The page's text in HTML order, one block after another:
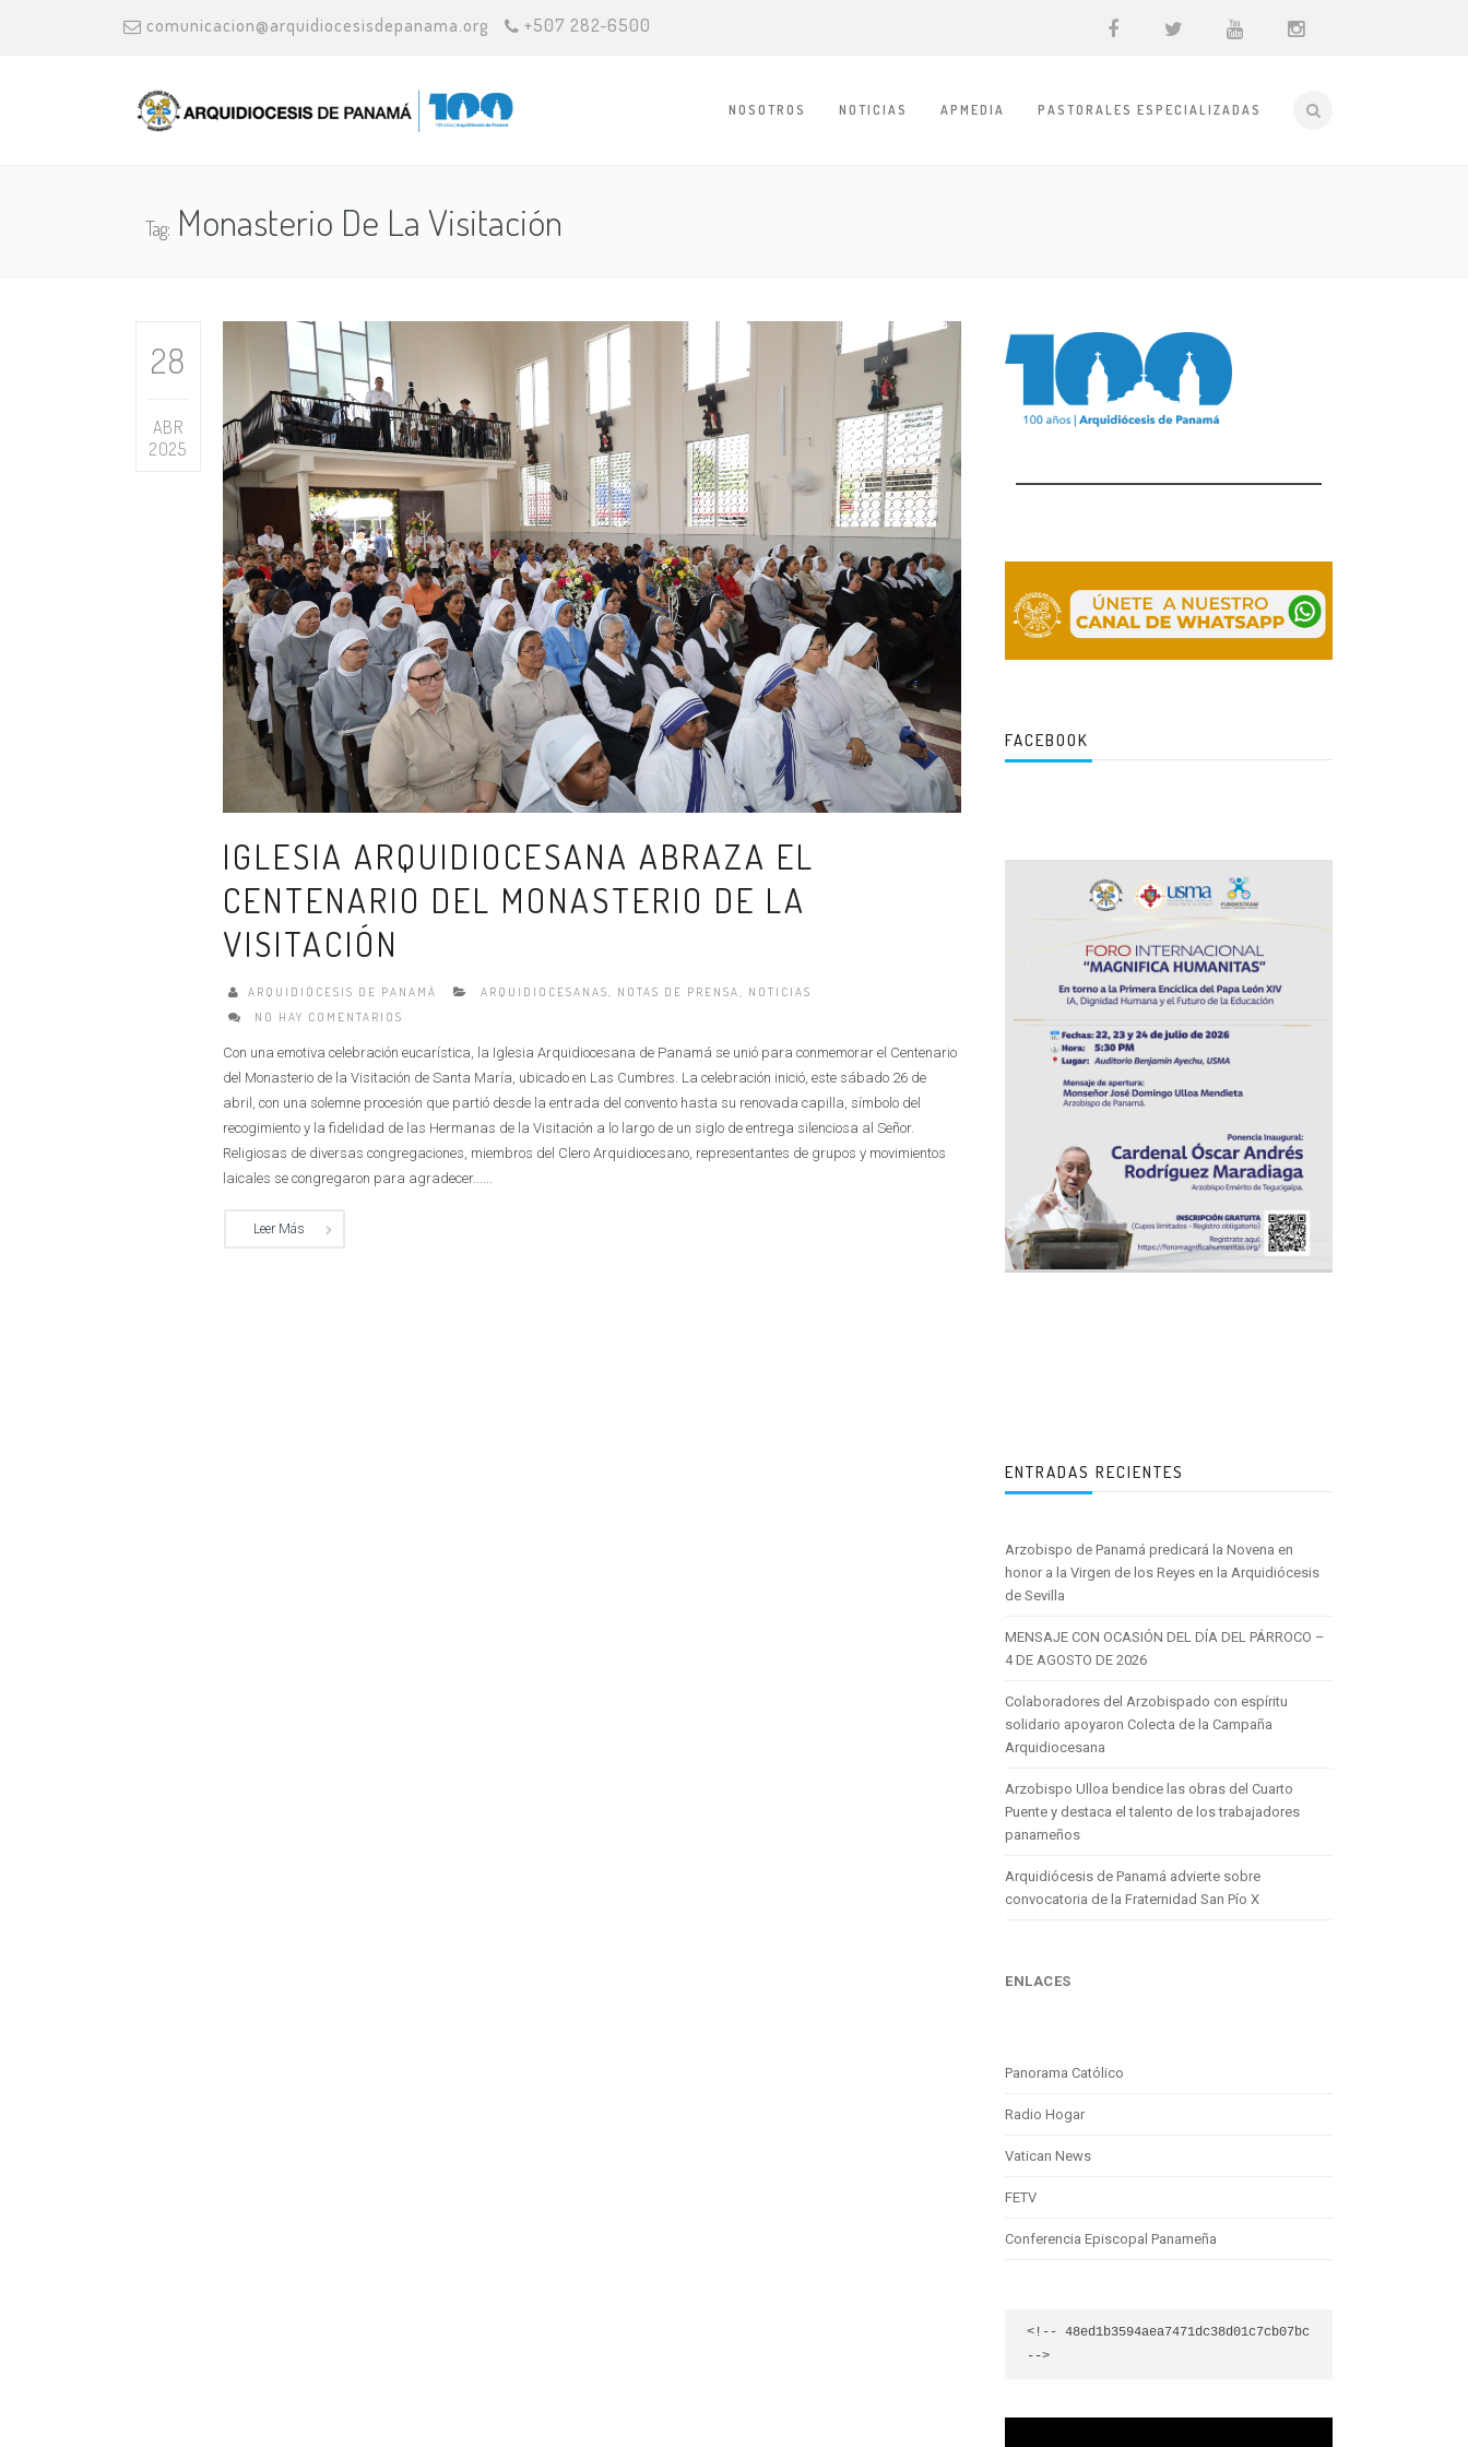
comunicacion@arquidiocesisdepanama.org +507 282-6500
NOSOTROS NOTICIAS APMEDIA PASTORALES ESPECIALIZADAS
Tag:Monasterio De La Visitación
28
ABR
2025
IGLESIA ARQUIDIOCESANA ABRAZA EL
CENTENARIO DEL MONASTERIO DE LA
VISITACIÓN
ARQUIDIÓCESIS DE PANAMÁ ARQUIDIOCESANAS, NOTAS DE PRENSA, NOTICIAS
NO HAY COMENTARIOS
Con una emotiva celebración eucarística, la Iglesia Arquidiocesana de Panamá se unió para conmemorar el Centenario
del Monasterio de la Visitación de Santa María, ubicado en Las Cumbres. La celebración inició, este sábado 26 de
abril, con una solemne procesión que partió desde la entrada del convento hasta su renovada capilla, símbolo del
recogimiento y la fidelidad de las Hermanas de la Visitación a lo largo de un siglo de entrega silenciosa al Señor.
Religiosas de diversas congregaciones, miembros del Clero Arquidiocesano, representantes de grupos y movimientos
laicales se congregaron para agradecer......
Leer Más
FACEBOOK
ENTRADAS RECIENTES
Arzobispo de Panamá predicará la Novena en
honor a la Virgen de los Reyes en la Arquidiócesis
de Sevilla
MENSAJE CON OCASIÓN DEL DÍA DEL PÁRROCO –
4 DE AGOSTO DE 2026
Colaboradores del Arzobispado con espíritu
solidario apoyaron Colecta de la Campaña
Arquidiocesana
Arzobispo Ulloa bendice las obras del Cuarto
Puente y destaca el talento de los trabajadores
panameños
Arquidiócesis de Panamá advierte sobre
convocatoria de la Fraternidad San Pío X
ENLACES
Panorama Católico
Radio Hogar
Vatican News
FETV
Conferencia Episcopal Panameña
<!-- 48ed1b3594aea7471dc38d01c7cb07bc
-->